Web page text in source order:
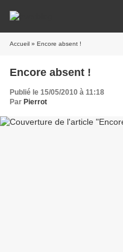
Accueil » Encore absent !
Encore absent !
Publié le 15/05/2010 à 11:18
Par Pierrot